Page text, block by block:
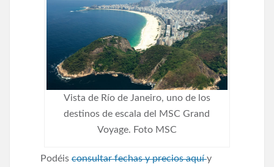
Vista de Río de Janeiro, uno de los
destinos de escala del MSC Grand
Voyage. Foto MSC
Podéis consultar fechas y precios aquíy